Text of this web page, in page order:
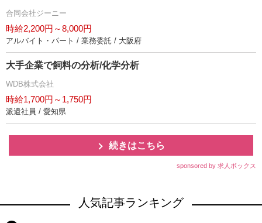
合同会社ジーニー
時給2,200円～8,000円
アルバイト・パート / 業務委託 / 大阪府
大手企業で飼料の分析/化学分析
WDB株式会社
時給1,700円～1,750円
派遣社員 / 愛知県
続きはこちら
sponsored by 求人ボックス
人気記事ランキング